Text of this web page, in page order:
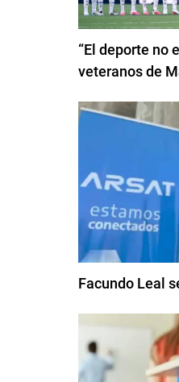
“El deporte no
veteranos de
Facundo Leal